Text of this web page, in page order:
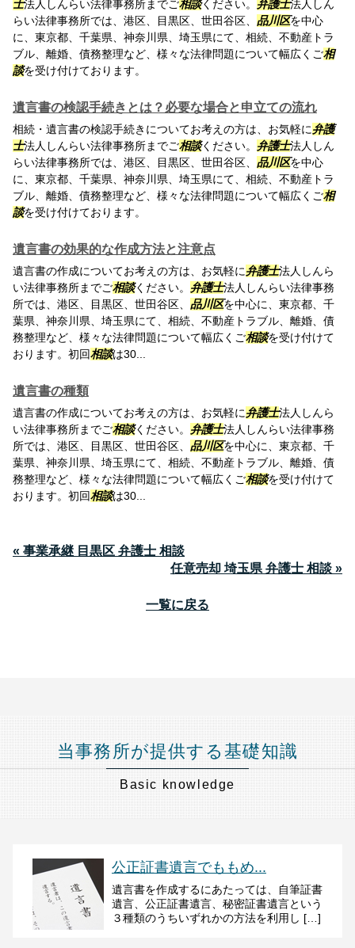
士法人しんらい法律事務所までご相談ください。 弁護士法人しん
らい法律事務所では、港区、目黒区、世田谷区、 品川区を中心
に、東京都、千葉県、神奈川県、埼玉県にて、相続、不動産トラ
ブル、離婚、債務整理など、様々な法律問題について幅広くご相
談を受け付けております。
遺言書の検認手続きとは？必要な場合と申立ての流れ
相続・遺言書の検認手続きについてお考えの方は、お気軽に弁護
士法人しんらい法律事務所までご相談ください。 弁護士法人しん
らい法律事務所では、港区、目黒区、世田谷区、 品川区を中心
に、東京都、千葉県、神奈川県、埼玉県にて、相続、不動産トラ
ブル、離婚、債務整理など、様々な法律問題について幅広くご相
談を受け付けております。
遺言書の効果的な作成方法と注意点
遺言書の作成についてお考えの方は、お気軽に弁護士法人しんら
い法律事務所までご相談ください。 弁護士法人しんらい法律事務
所では、港区、目黒区、世田谷区、 品川区を中心に、東京都、千
葉県、神奈川県、埼玉県にて、相続、不動産トラブル、離婚、債
務整理など、様々な法律問題について幅広くご相談を受け付けて
おります。初回相談は30...
遺言書の種類
遺言書の作成についてお考えの方は、お気軽に弁護士法人しんら
い法律事務所までご相談ください。 弁護士法人しんらい法律事務
所では、港区、目黒区、世田谷区、 品川区を中心に、東京都、千
葉県、神奈川県、埼玉県にて、相続、不動産トラブル、離婚、債
務整理など、様々な法律問題について幅広くご相談を受け付けて
おります。初回相談は30...
« 事業承継 目黒区 弁護士 相談
任意売却 埼玉県 弁護士 相談 »
一覧に戻る
当事務所が提供する基礎知識
Basic knowledge
公正証書遺言でももめ...
遺言書を作成するにあたっては、自筆証書
遺言、公正証書遺言、秘密証書遺言という
３種類のうちいずれかの方法を利用し […]